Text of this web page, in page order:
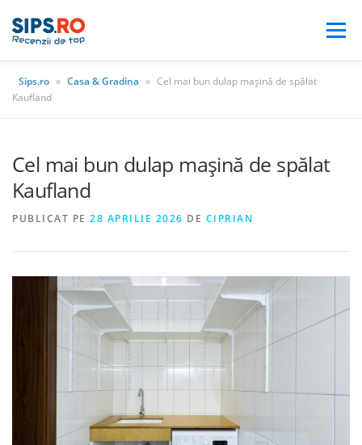
Meniu
BLOG CASA & GRADINA
Sips.ro » Casa & Gradina » Cel mai bun dulap maşină de spălat
Kaufland
Cel mai bun dulap maşină de spălat
Kaufland
PUBLICAT PE 28 APRILIE 2026 DE CIPRIAN